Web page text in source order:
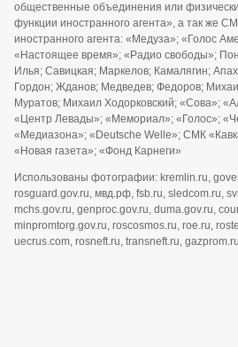
общественные объединения или
функции иностранного агента», а так же
иностранного агента: «Медуза»; «Голос
«Настоящее время»; «Радио свободы»;
Илья; Савицкая; Маркелов; Камалягин;
Гордон; Жданов; Медведев; Федоров;
Муратов; Михаил Ходорковский; «Сова»;
«Центр Левады»; «Мемориал»; «Голос»;
«Медиазона»; «Deutsche Welle»; СМК
«Новая газета»; «Фонд Карнеги»
Использованы фотографии: kremlin.ru,
rosguard.gov.ru, мвд.рф, fsb.ru, sledcom.ru,
mchs.gov.ru, genproc.gov.ru, duma.gov.ru,
minpromtorg.gov.ru, roscosmos.ru, roe.ru,
uecrus.com, rosneft.ru, transneft.ru,